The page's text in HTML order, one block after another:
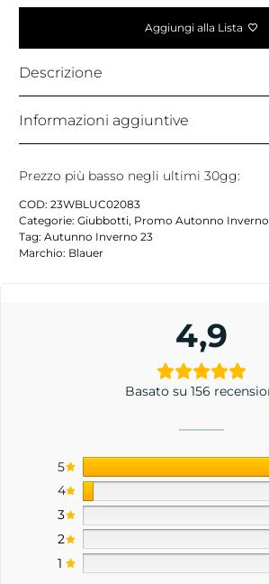
Aggiungi alla Lista
Descrizione
Informazioni aggiuntive
Prezzo più basso negli ultimi 30gg:
COD: 23WBLUC02083
Categorie: Giubbotti, Promo Autonno Inverno
Tag: Autunno Inverno 23
Marchio: Blauer
4,9
Basato su 156
5
4
3
2
1